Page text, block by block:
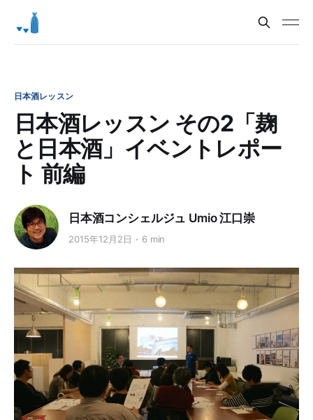
日本酒レッスン
日本酒レッスン その2「麹
と日本酒」イベントレポー
ト 前編
日本酒コンシェルジュ Umio 江口崇
2015年12月2日 6 min